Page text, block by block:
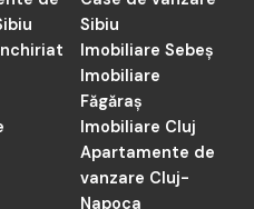
Sibiu
Imobiliare Sebeș
Imobiliare
Făgăraș
Imobiliare Cluj
Apartamente de
vanzare Cluj-
Napoca